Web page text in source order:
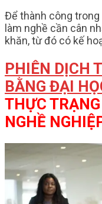
Để thành công trong
làm nghề cần cân
khăn, từ đó có kế
PHIÊN DỊCH
BẰNG ĐẠI
THỰC
NGHỀ